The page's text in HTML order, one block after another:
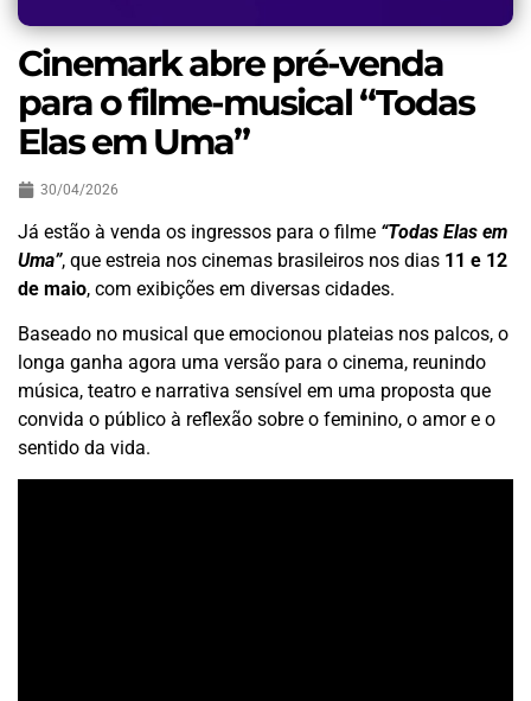
Cinemark abre pré-venda
para o filme-musical “Todas
Elas em Uma”
30/04/2026
Já estão à venda os ingressos para o filme “Todas Elas em
Uma”, que estreia nos cinemas brasileiros nos dias 11 e 12
de maio, com exibições em diversas cidades.
Baseado no musical que emocionou plateias nos palcos, o
longa ganha agora uma versão para o cinema, reunindo
música, teatro e narrativa sensível em uma proposta que
convida o público à reflexão sobre o feminino, o amor e o
sentido da vida.